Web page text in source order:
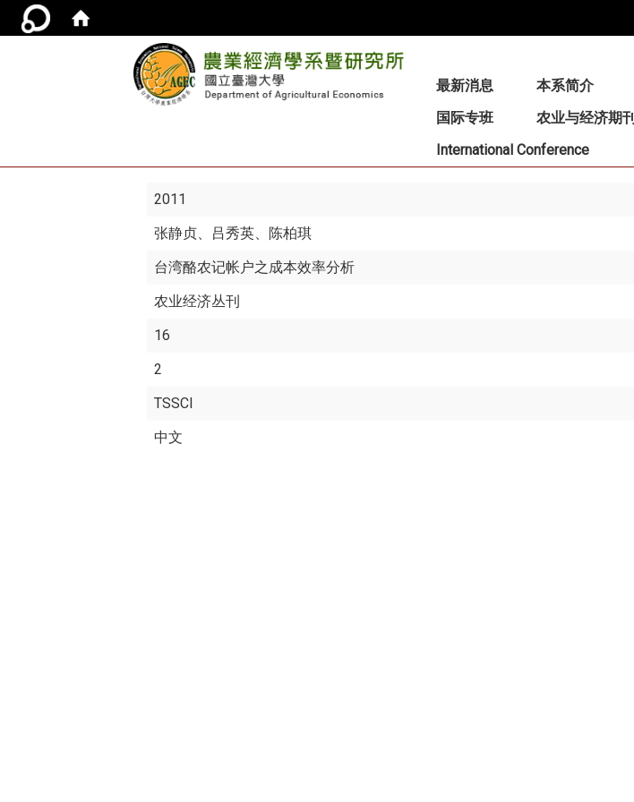
最新消息 本系简介
国际专班
农业与经济期刊
International Conference
2011
张静贞、吕秀英、陈柏琪
台湾酪农记帐户之成本效率分析
农业经济丛刊
16
2
TSSCI
中文